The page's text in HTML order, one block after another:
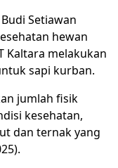
Setiawan
hewan
Kaltara melakukan
sapi kurban.
jumlah fisik
kesehatan,
dan ternak yang